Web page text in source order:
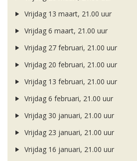
Vrijdag 13 maart, 21.00 uur
Vrijdag 6 maart, 21.00 uur
Vrijdag 27 februari, 21.00 uur
Vrijdag 20 februari, 21.00 uur
Vrijdag 13 februari, 21.00 uur
Vrijdag 6 februari, 21.00 uur
Vrijdag 30 januari, 21.00 uur
Vrijdag 23 januari, 21.00 uur
Vrijdag 16 januari, 21.00 uur